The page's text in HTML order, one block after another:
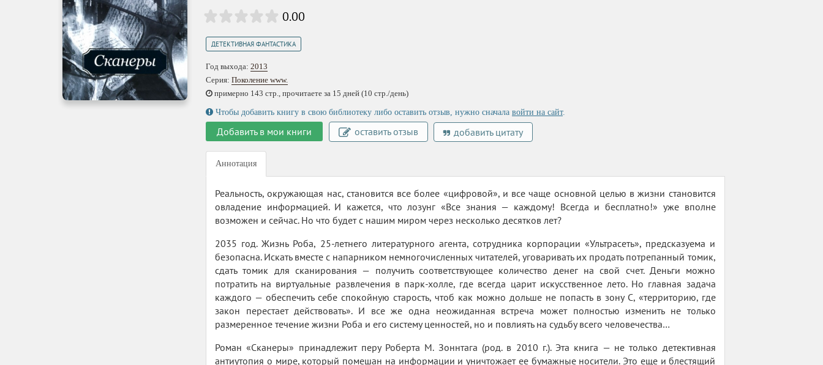
0.00
ДЕТЕКТИВНАЯ ФАНТАСТИКА
Год выхода: 2013
Серия: Поколение www.
примерно 143 стр., прочитаете за 15 дней (10 стр./день)
Чтобы добавить книгу в свою библиотеку либо оставить отзыв, нужно сначала войти на сайт.
Добавить в мои книги оставить отзыв добавить цитату
Аннотация
Реальность, окружающая нас, становится все более «цифровой», и все чаще основной целью в жизни становится
овладение информацией. И кажется, что лозунг «Все знания — каждому! Всегда и бесплатно!» уже вполне
возможен и сейчас. Но что будет с нашим миром через несколько десятков лет?
2035 год. Жизнь Роба, 25-летнего литературного агента, сотрудника корпорации «Ультрасеть», предсказуема и
безопасна. Искать вместе с напарником немногочисленных читателей, уговаривать их продать потрепанный томик,
сдать томик для сканирования — получить соответствующее количество денег на свой счет. Деньги можно
потратить на виртуальные развлечения в парк-холле, где всегда царит искусственное лето. Но главная задача
каждого — обеспечить себе спокойную старость, чтоб как можно дольше не попасть в зону С, «территорию, где
закон перестает действовать». И все же одна неожиданная встреча может полностью изменить не только
размеренное течение жизни Роба и его систему ценностей, но и повлиять на судьбу всего человечества…
Роман «Сканеры» принадлежит перу Роберта М. Зоннтага (род. в 2010 г.). Эта книга — не только детективная
антиутопия о мире, который помешан на информации и уничтожает ее бумажные носители. Это еще и блестящий